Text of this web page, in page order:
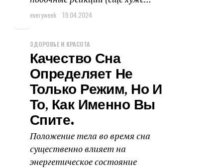
everyweek 19.04.2024
ЗДОРОВЬЕ И КРАСОТА
Качество Сна
Определяет Не
Только Режим, Но И
То, Как Именно Вы
Спите.
Положение тела во время сна
существенно влияет на
энергетическое состояние